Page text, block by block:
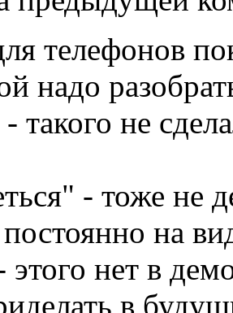
телефонов
надо
такого не
- тоже не
постоянно на
нет в
в